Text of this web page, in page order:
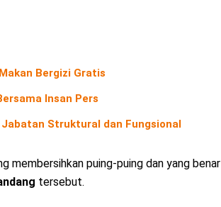
Bergizi Gratis
Insan Pers
Struktural dan Fungsional
membersihkan puing-puing dan yang benar
tersebut.